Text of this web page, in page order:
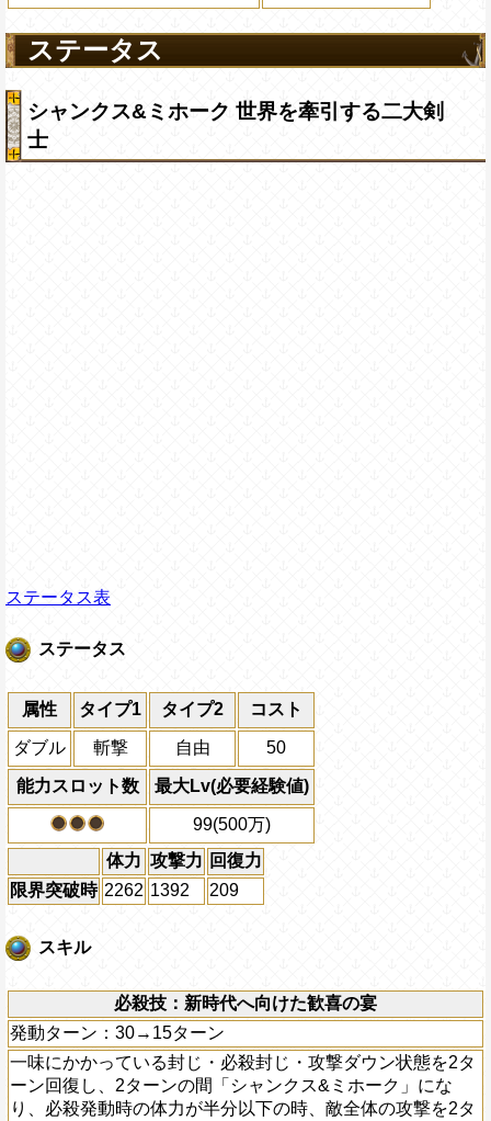
ステータス
シャンクス&ミホーク 世界を牽引する二大剣
士
ステータス表
ステータス
属性 タイプ1 タイプ2 コスト
ダブル 斬撃 自由 50
能力スロット数 最大Lv(必要経験値)
99(500万)
体力 攻撃力 回復力
限界突破時 2262 1392 209
スキル
必殺技：新時代へ向けた歓喜の宴
発動ターン：30→15ターン
一味にかかっている封じ・必殺封じ・攻撃ダウン状態を2タ
ーン回復し、2ターンの間「シャンクス&ミホーク」にな
り、必殺発動時の体力が半分以下の時、敵全体の攻撃を2タ